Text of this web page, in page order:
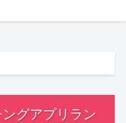
グアプリラン